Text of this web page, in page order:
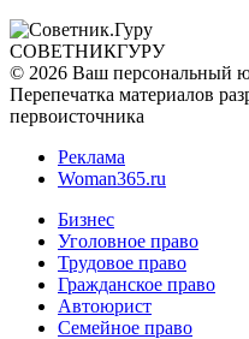
СОВЕТНИКГУРУ
© 2026 Ваш персональный
Перепечатка материалов
первоисточника
Реклама
Woman365.ru
Бизнес
Уголовное право
Трудовое право
Гражданское право
Автоюрист
Семейное право